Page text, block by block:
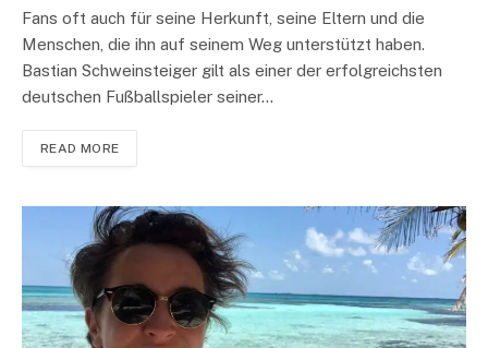
Fans oft auch für seine Herkunft, seine Eltern und die
Menschen, die ihn auf seinem Weg unterstützt haben.
Bastian Schweinsteiger gilt als einer der erfolgreichsten
deutschen Fußballspieler seiner…
READ MORE